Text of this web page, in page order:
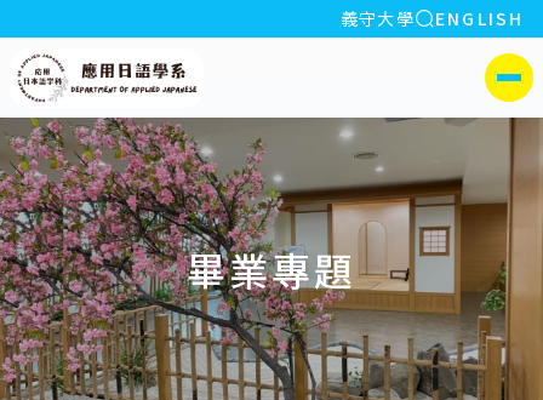
:::
義守大學 全站搜索
ENGLISH
側選單
畢業專題